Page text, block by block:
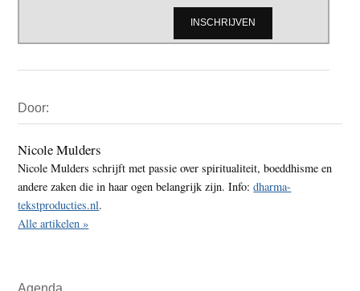
Sidebar
Door:
Nicole Mulders
Nicole Mulders schrijft met passie over spiritualiteit, boeddhisme en
andere zaken die in haar ogen belangrijk zijn. Info:dharma-
tekstproducties.nl.
Alle artikelen »
Agenda